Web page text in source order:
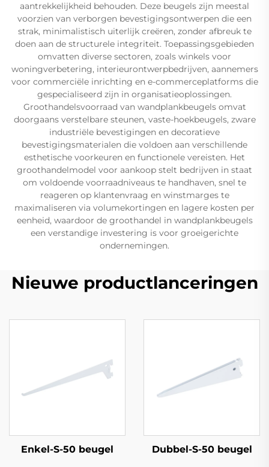
aantrekkelijkheid behouden. Deze beugels zijn meestal
voorzien van verborgen bevestigingsontwerpen die een
strak, minimalistisch uiterlijk creëren, zonder afbreuk te
doen aan de structurele integriteit. Toepassingsgebieden
omvatten diverse sectoren, zoals winkels voor
woningverbetering, interieurontwerpbedrijven, aannemers
voor commerciële inrichting en e-commerceplatforms die
gespecialiseerd zijn in organisatieoplossingen.
Groothandelsvoorraad van wandplankbeugels omvat
doorgaans verstelbare steunen, vaste-hoekbeugels, zware
industriële bevestigingen en decoratieve
bevestigingsmaterialen die voldoen aan verschillende
esthetische voorkeuren en functionele vereisten. Het
groothandelmodel voor aankoop stelt bedrijven in staat
om voldoende voorraadniveaus te handhaven, snel te
reageren op klantenvraag en winstmarges te
maximaliseren via volumekortingen en lagere kosten per
eenheid, waardoor de groothandel in wandplankbeugels
een verstandige investering is voor groeigerichte
ondernemingen.
Nieuwe productlanceringen
Enkel-S-50 beugel Dubbel-S-50 beugel